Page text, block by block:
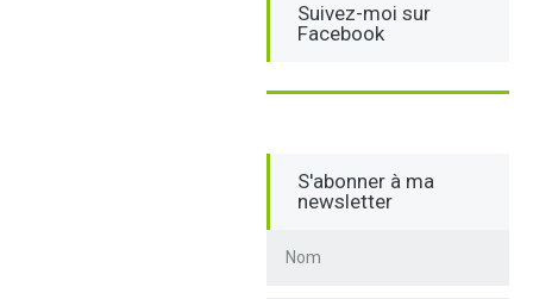
Suivez-moi sur
Facebook
S'abonner à ma
newsletter